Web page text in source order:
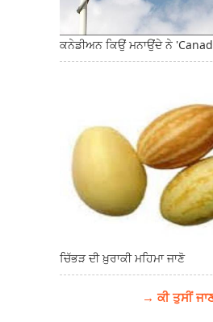
ਕਨੇਡੀਅਨ ਕਿਉਂ ਮਨਾਉਂਦੇ ਨੇ
ਚਿੱਭੜ ਦੀ ਖ਼ੁਰਾਕੀ ਮਹਿਮਾ ਜਾਣੋ
→ ਕੀ ਤੁਸੀਂ